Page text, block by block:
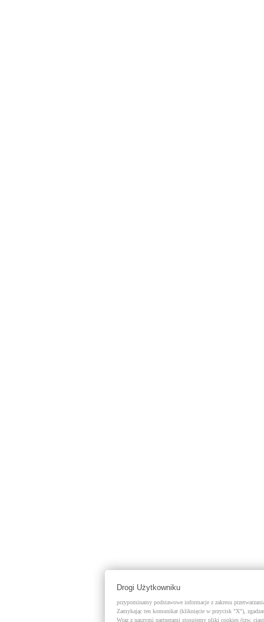
Drogi Użytkowniku
przypominamy podstawowe informacje z zakresu
Zamykając ten komunikat (kliknięcie w przycisk "X"),
Wraz z naszymi partnerami stosujemy pliki cookies (tzw.